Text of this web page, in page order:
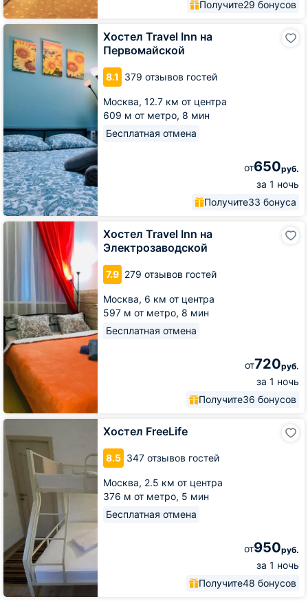
Получите29 бонусов
Хостел Travel Inn на
Первомайской
8.1 379 отзывов гостей
Москва, 12.7 км от центра
609 м от метро, 8 мин
Бесплатная отмена
от650руб.
за 1 ночь
Получите33 бонуса
Хостел
Travel
Inn
Первомайской
Хостел Travel Inn на
Электрозаводской
7.9 279 отзывов гостей
Москва, 6 км от центра
597 м от метро, 8 мин
Бесплатная отмена
от720руб.
за 1 ночь
Получите36 бонусов
Хостел
Электрозаводской
Хостел FreeLife
8.5 347 отзывов гостей
Москва, 2.5 км от центра
376 м от метро, 5 мин
Бесплатная отмена
от950руб.
за 1 ночь
Получите48 бонусов
Хостел
FreeLife